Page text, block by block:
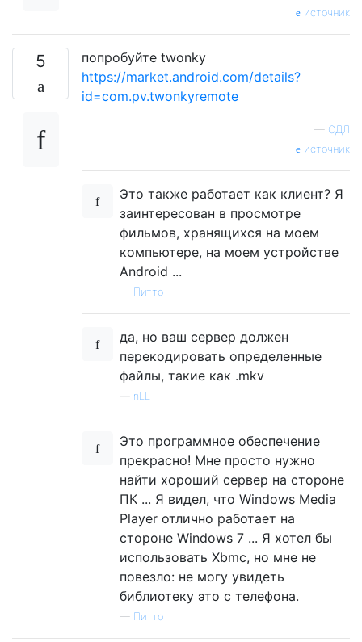
источник
5
попробуйте twonky
https://market.android.com/details?
id=com.pv.twonkyremote
— СДЛ
источник
Это также работает как клиент? Я
заинтересован в просмотре
фильмов, хранящихся на моем
компьютере, на моем устройстве
Android ...
— Питто
да, но ваш сервер должен
перекодировать определенные
файлы, такие как .mkv
nLL
Это программное обеспечение
прекрасно! Мне просто нужно
найти хороший сервер на стороне
ПК ... Я видел, что Windows Media
Player отлично работает на
стороне Windows 7 ... Я хотел бы
использовать Xbmc, но мне не
повезло: не могу увидеть
библиотеку это с телефона.
— Питто